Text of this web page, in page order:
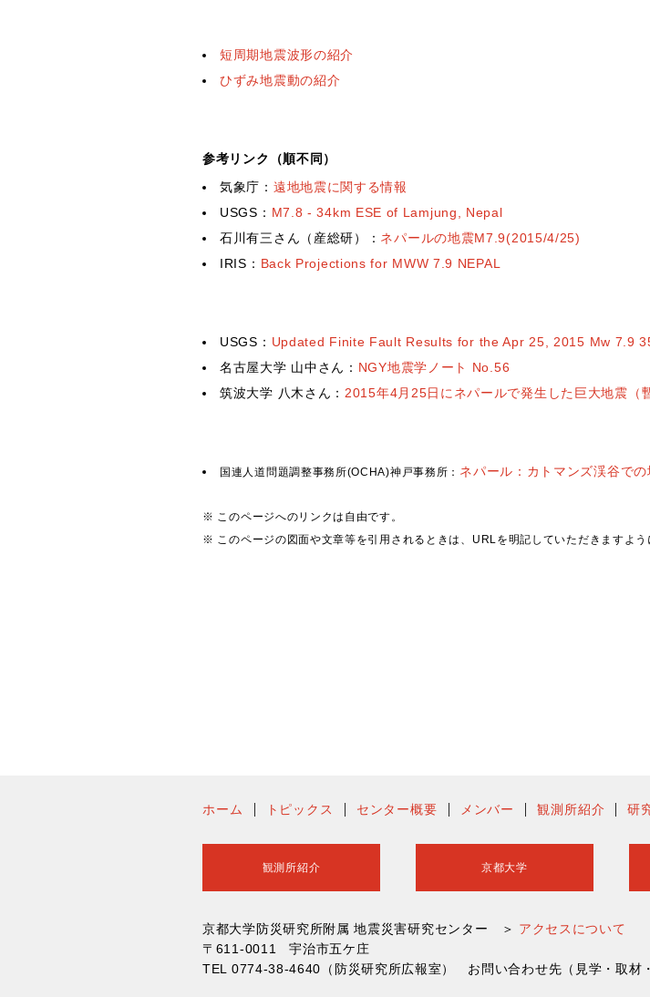
短周期地震波形の紹介
ひずみ地震動の紹介
参考リンク（順不同）
気象庁： 遠地地震に関する情報
USGS： M7.8 - 34km ESE of Lamjung, Nepal
石川有三さん（産総研）： ネパールの地震M7.9(2015/4/25)
IRIS： Back Projections for MWW 7.9 NEPAL
USGS： Updated Finite Fault Results for the Apr 25, 2015 Mw 7.9
名古屋大学 山中さん： NGY地震学ノート No.56
筑波大学 八木さん： 2015年4月25日にネパールで発生した巨大地震（
国連人道問題調整事務所(OCHA)神戸事務所： ネパール：カトマンズ渓谷で
※ このページへのリンクは自由です。
※ このページの図面や文章等を引用されるときは、URLを明記していただきますよう
ホーム トピックス センター概要 メンバー 観測所紹介 研
観測所紹介 京都大学
京都大学防災研究所附属 地震災害研究センター ＞ アクセスについて
〒611-0011 宇治市五ケ庄
TEL 0774-38-4640（防災研究所広報室） お問い合わせ先（見学・取材